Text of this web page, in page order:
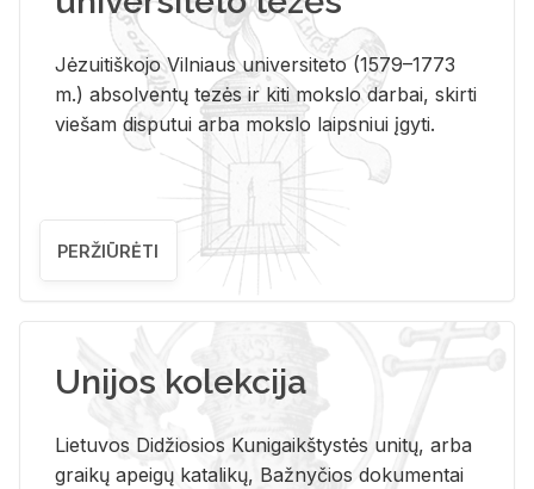
Jėzuitiškojo Vilniaus universiteto (1579–1773
m.) absolventų tezės ir kiti mokslo darbai, skirti
viešam disputui arba mokslo laipsniui įgyti.
PERŽIŪRĖTI
Unijos kolekcija
Lietuvos Didžiosios Kunigaikštystės unitų, arba
graikų apeigų katalikų, Bažnyčios dokumentai